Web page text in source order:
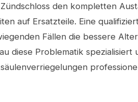
den kompletten
auf Ersatzteile. Eine
Fällen die bessere
diese Problematik spezialisiert